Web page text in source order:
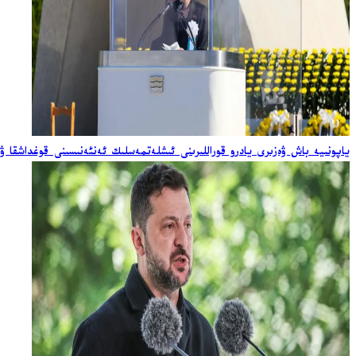
ياپونىيە باش ۋەزىرى يادرو قوراللىرىنى ئىشلەتمەسلىك ئەنئەنىسىنى قوغداشقا